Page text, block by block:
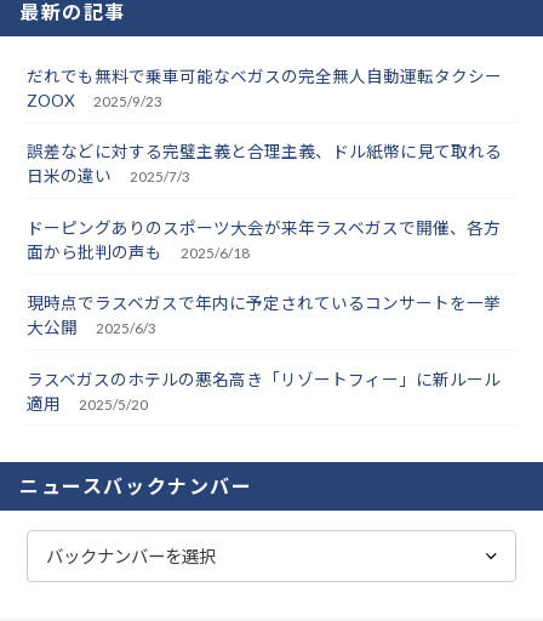
最新の記事
だれでも無料で乗車可能なベガスの完全無人自動運転タクシー
ZOOX
2025/9/23
誤差などに対する完璧主義と合理主義、ドル紙幣に見て取れる
日米の違い
2025/7/3
ドーピングありのスポーツ大会が来年ラスベガスで開催、各方
面から批判の声も
2025/6/18
現時点でラスベガスで年内に予定されているコンサートを一挙
大公開
2025/6/3
ラスベガスのホテルの悪名高き「リゾートフィー」に新ルール
適用
2025/5/20
ニュースバックナンバー